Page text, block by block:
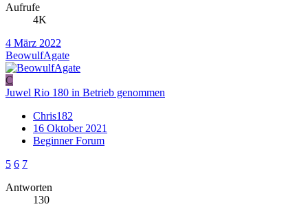
Aufrufe
4K
4 März 2022
BeowulfAgate
C
Juwel Rio 180 in Betrieb genommen
Chris182
16 Oktober 2021
Beginner Forum
5 6 7
Antworten
130